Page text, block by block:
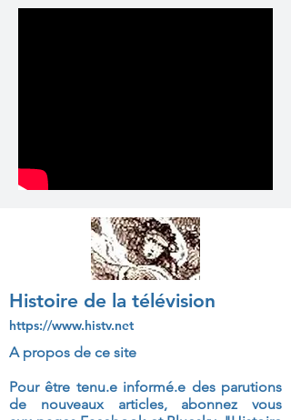
Histoire de la télévision
https://www.histv.net
A propos de ce site
Pour être tenu.e informé.e des parutions
de nouveaux articles, abonnez vous